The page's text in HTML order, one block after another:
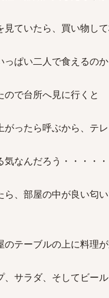
見ていたら、買い物し
っぱい二人で食えるのか
ので台所へ見に行くと
がったら呼ぶから、テレ
気なんだろう・・・・・
ら、部屋の中が良い匂い
のテーブルの上に料理が
サラダ、そしてビール